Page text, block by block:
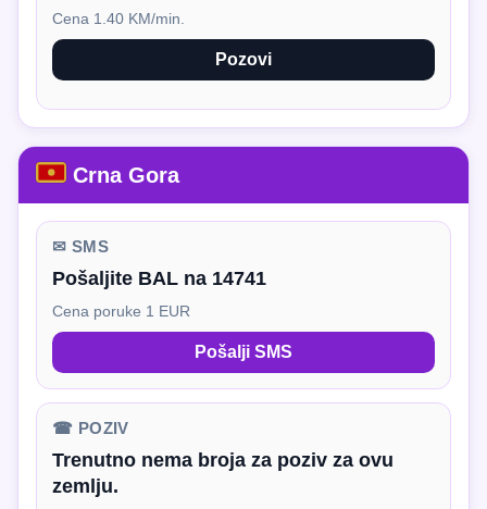
Cena 1.40 KM/min.
Pozovi
Crna Gora
✉ SMS
Pošaljite BAL na 14741
Cena poruke 1 EUR
Pošalji SMS
☎ POZIV
Trenutno nema broja za poziv za ovu
zemlju.